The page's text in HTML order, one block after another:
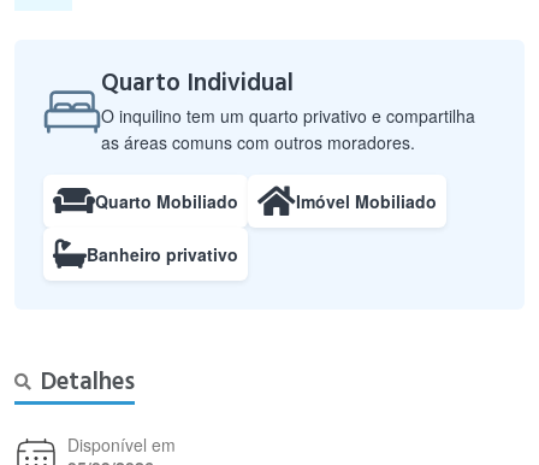
Quarto Individual
O inquilino tem um quarto privativo e compartilha
as áreas comuns com outros moradores.
Quarto Mobiliado Imóvel Mobiliado
Banheiro privativo
Detalhes
Disponível em